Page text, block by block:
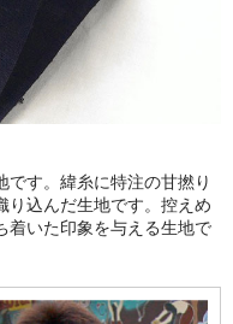
す。緯糸に特注の甘撚り
り込んだ生地です。控えめ
着いた印象を与える生地で